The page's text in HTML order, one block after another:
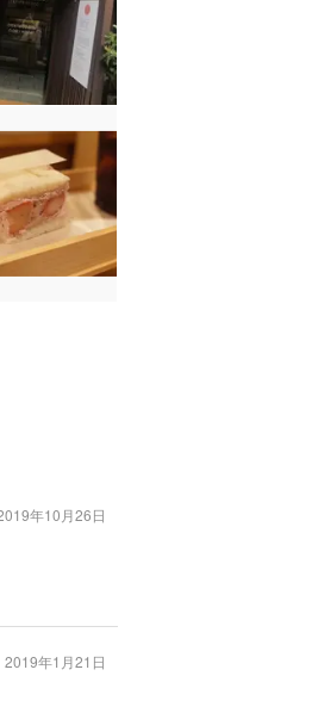
年10月26日
2019年1月21日